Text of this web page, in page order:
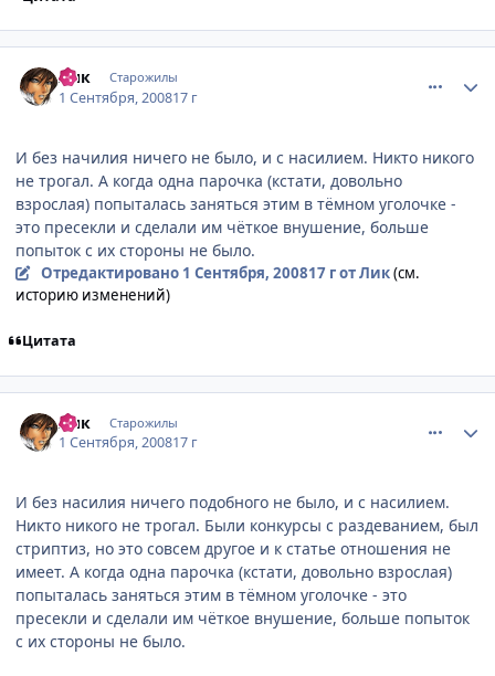
Лик Старожилы
1 Сентября, 200817 г
И без начилия ничего не было, и с насилием. Никто никого
не трогал. А когда одна парочка (кстати, довольно
взрослая) попыталась заняться этим в тёмном уголочке -
это пресекли и сделали им чёткое внушение, больше
попыток с их стороны не было.
Отредактировано 1 Сентября, 200817 гот Лик(см.
историю изменений)
Цитата
Лик Старожилы
1 Сентября, 200817 г
И без насилия ничего подобного не было, и с насилием.
Никто никого не трогал. Были конкурсы с раздеванием, был
стриптиз, но это совсем другое и к статье отношения не
имеет. А когда одна парочка (кстати, довольно взрослая)
попыталась заняться этим в тёмном уголочке - это
пресекли и сделали им чёткое внушение, больше попыток
с их стороны не было.